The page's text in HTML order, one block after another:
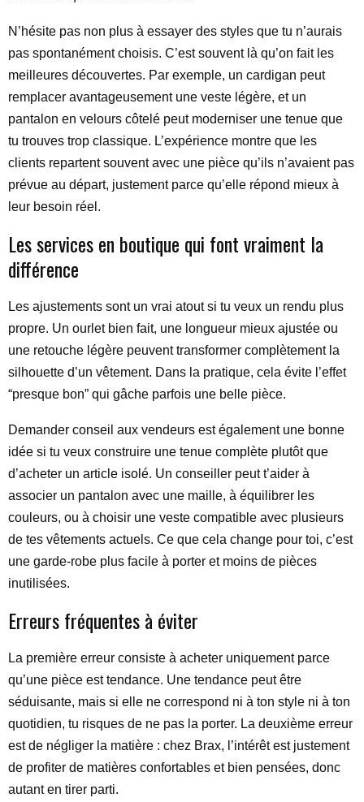
N’hésite pas non plus à essayer des styles que tu n’aurais
pas spontanément choisis. C’est souvent là qu’on fait les
meilleures découvertes. Par exemple, un cardigan peut
remplacer avantageusement une veste légère, et un
pantalon en velours côtelé peut moderniser une tenue que
tu trouves trop classique. L’expérience montre que les
clients repartent souvent avec une pièce qu’ils n’avaient pas
prévue au départ, justement parce qu’elle répond mieux à
leur besoin réel.
Les services en boutique qui font vraiment la
différence
Les ajustements sont un vrai atout si tu veux un rendu plus
propre. Un ourlet bien fait, une longueur mieux ajustée ou
une retouche légère peuvent transformer complètement la
silhouette d’un vêtement. Dans la pratique, cela évite l’effet
“presque bon” qui gâche parfois une belle pièce.
Demander conseil aux vendeurs est également une bonne
idée si tu veux construire une tenue complète plutôt que
d’acheter un article isolé. Un conseiller peut t’aider à
associer un pantalon avec une maille, à équilibrer les
couleurs, ou à choisir une veste compatible avec plusieurs
de tes vêtements actuels. Ce que cela change pour toi, c’est
une garde-robe plus facile à porter et moins de pièces
inutilisées.
Erreurs fréquentes à éviter
La première erreur consiste à acheter uniquement parce
qu’une pièce est tendance. Une tendance peut être
séduisante, mais si elle ne correspond ni à ton style ni à ton
quotidien, tu risques de ne pas la porter. La deuxième erreur
est de négliger la matière : chez Brax, l’intérêt est justement
de profiter de matières confortables et bien pensées, donc
autant en tirer parti.